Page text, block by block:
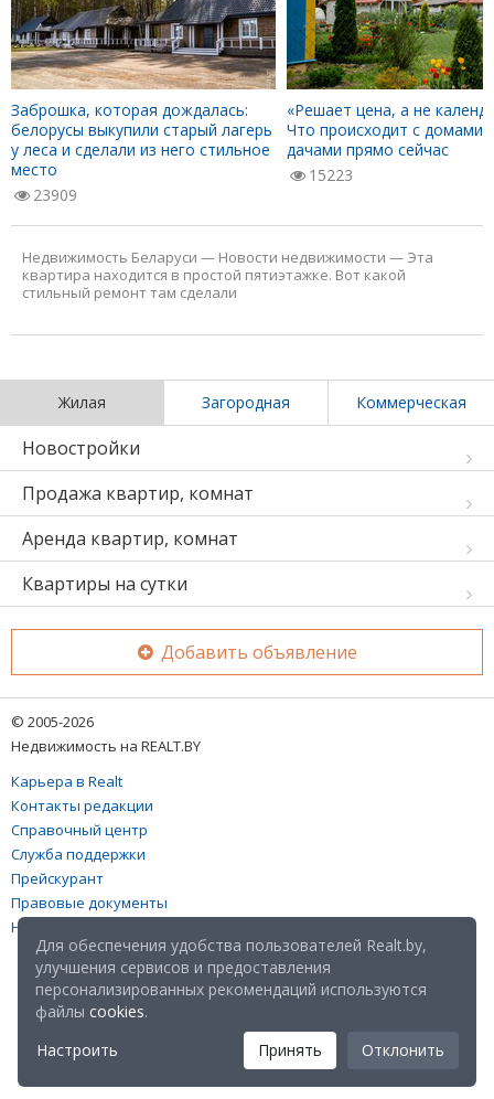
Заброшка, которая дождалась:
белорусы выкупили старый лагерь
у леса и сделали из него стильное
место
23909
«Решает цена, а не
Что происходит с домами
дачами прямо сейчас
15223
Недвижимость Беларуси — Новости недвижимости — Эта
квартира находится в простой пятиэтажке. Вот какой
стильный ремонт там сделали
Жилая Загородная Коммерческая
Новостройки
Продажа квартир, комнат
Аренда квартир, комнат
Квартиры на сутки
Добавить объявление
© 2005-2026
Недвижимость на REALT.BY
Карьера в Realt
Контакты редакции
Справочный центр
Служба поддержки
Прейскурант
Правовые документы
Настройка файлов cookies
Для обеспечения удобства пользователей Realt.by,
улучшения сервисов и предоставления
персонализированных рекомендаций используются
файлы cookies.
Настроить
Принять Отклонить